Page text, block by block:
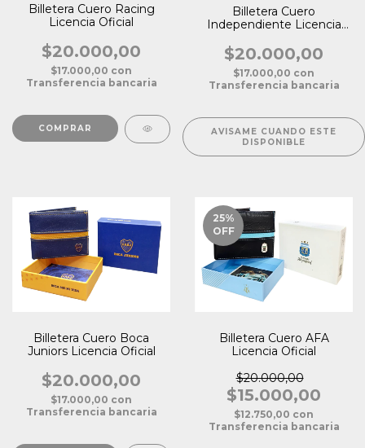
Billetera Cuero Racing
Licencia Oficial
$20.000,00
$17.000,00 con
Transferencia bancaria
Billetera Cuero
Independiente Licencia
$20.000,00
$17.000,00 con
Transferencia bancaria
AVISAME CUANDO ESTE
DISPONIBLE
Billetera Cuero Boca
Juniors Licencia Oficial
$20.000,00
$17.000,00 con
Transferencia bancaria
25%
OFF
Billetera Cuero AFA
Licencia Oficial
$20.000,00
$15.000,00
$12.750,00 con
Transferencia bancaria